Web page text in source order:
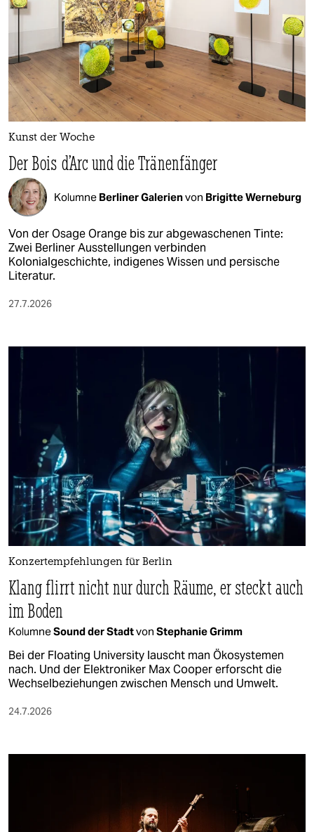
Kunst der Woche
Der Bois d’Arc und die Tränenfänger
Kolumne Berliner Galerienvon Brigitte Werneburg
Von der Osage Orange bis zur abgewaschenen Tinte:
Zwei Berliner Ausstellungen verbinden
Kolonialgeschichte, indigenes Wissen und persische
Literatur.
27.7.2026
Konzertempfehlungen für Berlin
Klang flirrt nicht nur durch Räume, er steckt auch
im Boden
KolumneSound der Stadtvon Stephanie Grimm
Bei der Floating University lauscht man Ökosystemen
nach. Und der Elektroniker Max Cooper erforscht die
Wechselbeziehungen zwischen Mensch und Umwelt.
24.7.2026